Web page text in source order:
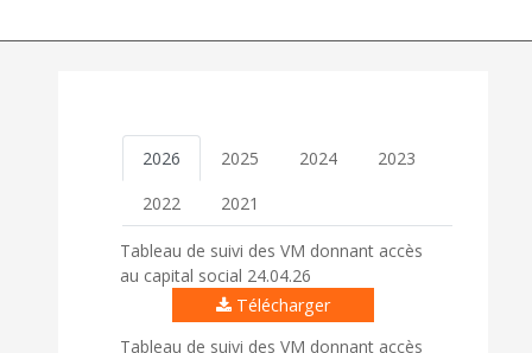
2026 2025 2024
2023
2022
2021
Tableau de suivi des VM donnant accès
au capital social 24.04.26
Télécharger
Tableau de suivi des VM donnant accès